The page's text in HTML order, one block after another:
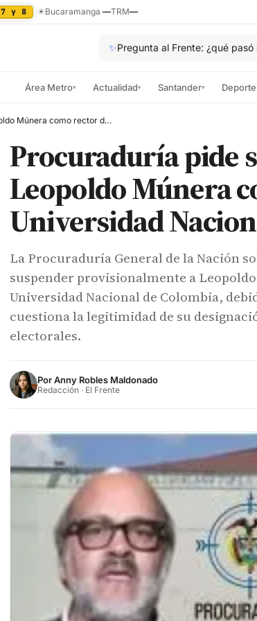
7 y 8 ☀Bucaramanga —TRM—
✨Pregunta al Frente: ¿qué
Área Metro▾ Actualidad▾ Santander▾
Procuraduría pide suspensión de Leopoldo Múnera como rector de la Universidad Nacional
Procuraduría pide
Leopoldo Múnera
Universidad
La Procuraduría General de la Nación
suspender provisionalmente a
Universidad Nacional de Colombia,
cuestiona la legitimidad de su
electorales.
PorAnny Robles Maldonado
Redacción · El Frente